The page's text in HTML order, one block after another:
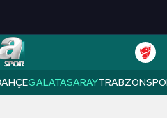
GALATASARAY